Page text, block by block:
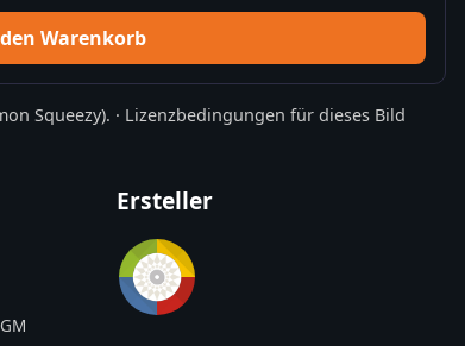
Warenkorb
Squeezy). · Lizenzbedingungen für dieses Bild
Ersteller